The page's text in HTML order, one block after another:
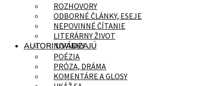
NOVINKY
ROZHOVORY
ODBORNÉ ČLÁNKY, ESEJE
NEPOVINNÉ ČÍTANIE
LITERÁRNY ŽIVOT
AUTORI UVÁDZAJÚ
POÉZIA
PRÓZA, DRÁMA
KOMENTÁRE A GLOSY